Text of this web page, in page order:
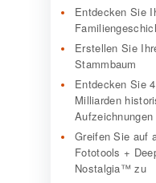
Entdecken Sie
Erstellen Sie
Stammbaum
Entdecken Sie
Milliarden
Aufzeichnungen
Greifen Sie auf
Fototools +
Nostalgia™ zu